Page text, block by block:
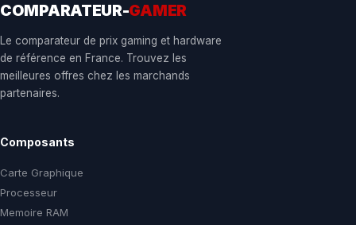
COMPARATEUR-GAMER
Le comparateur de prix gaming et hardware
de référence en France. Trouvez les
meilleures offres chez les marchands
partenaires.
Composants
Carte Graphique
Processeur
Memoire RAM